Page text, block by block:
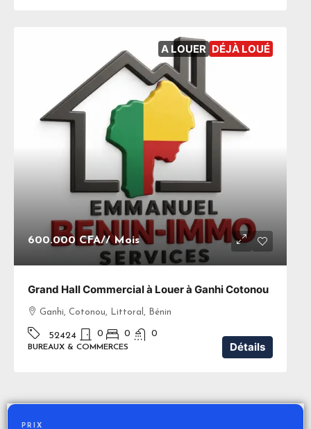
A LOUER DÉJÀ LOUÉ
600.000 CFA// Mois
Grand Hall Commercial à Louer à Ganhi Cotonou
Ganhi, Cotonou, Littoral, Bénin
52424 0 0 0
BUREAUX & COMMERCES Détails
PRIX